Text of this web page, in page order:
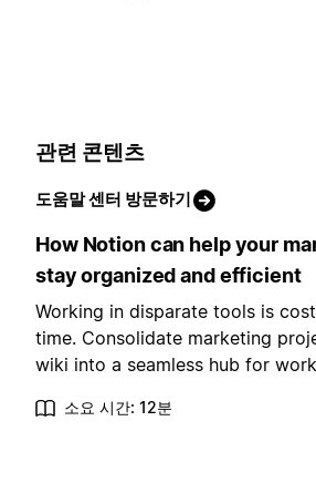
관련 콘텐츠
도움말 센터 방문하기
How Notion can help your
stay organized and efficient
Working in disparate tools is
time. Consolidate marketing
wiki into a seamless hub for
소요 시간: 12분